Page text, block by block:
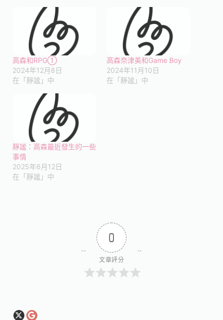
高森和RPG①
2024年12月8日
在「靜謐」中
高森奈津美和Game Boy
2024年11月10日
在「靜謐」中
靜謐：高森最近發生的一些
事情
2025年6月12日
在「靜謐」中
0
文章評分